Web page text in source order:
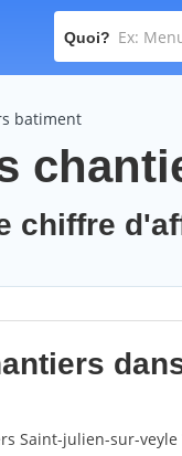
Quoi?
batiment
chiffre
Saint-julien-sur-